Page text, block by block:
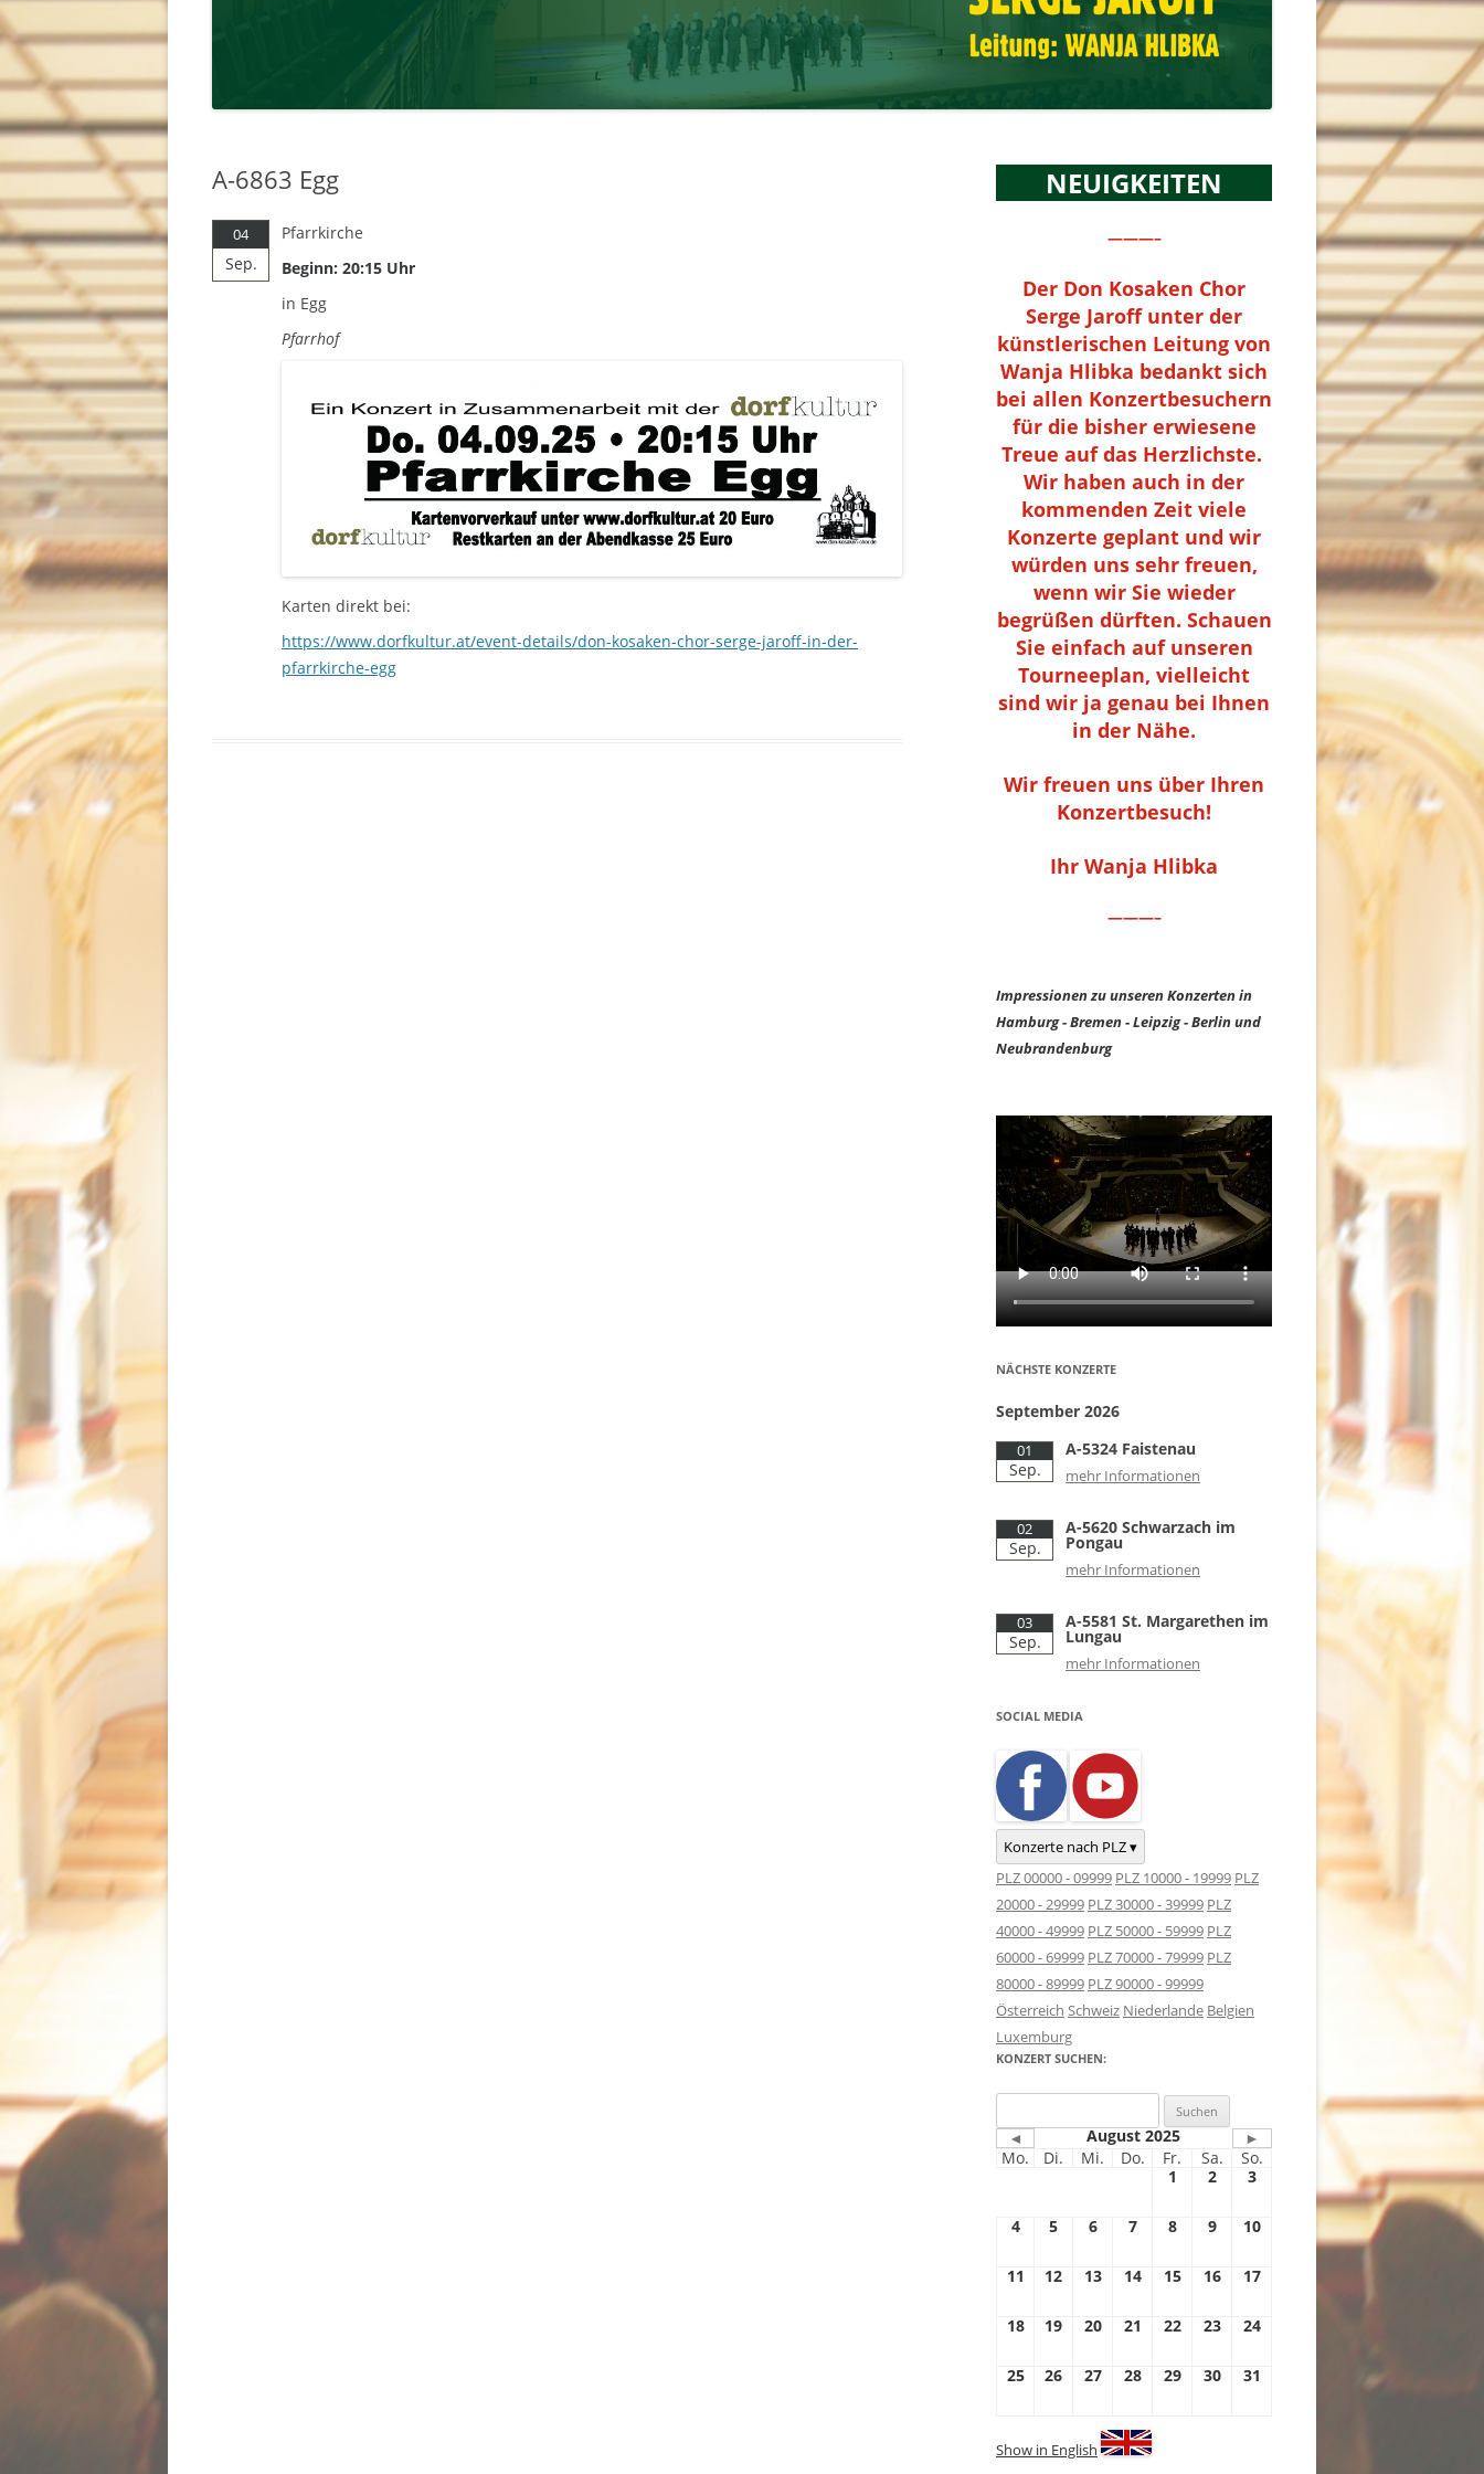
A-6863 Egg
04
Sep.
Pfarrkirche
Beginn: 20:15 Uhr
in Egg
Pfarrhof
Karten direkt bei:
https://www.dorfkultur.at/event-details/don-kosaken-chor-serge-jaroff-in-der-
pfarrkirche-egg
NEUIGKEITEN
———–
Der Don Kosaken Chor
Serge Jaroff unter der
künstlerischen Leitung von
Wanja Hlibka bedankt sich
bei allen Konzertbesuchern
für die bisher erwiesene
Treue auf das Herzlichste.
Wir haben auch in der
kommenden Zeit viele
Konzerte geplant und wir
würden uns sehr freuen,
wenn wir Sie wieder
begrüßen dürften. Schauen
Sie einfach auf unseren
Tourneeplan, vielleicht
sind wir ja genau bei Ihnen
in der Nähe.
Wir freuen uns über Ihren
Konzertbesuch!
Ihr Wanja Hlibka
———–
Impressionen zu unseren Konzerten in
Hamburg - Bremen - Leipzig - Berlin und
Neubrandenburg
NÄCHSTE KONZERTE
September 2026
01
Sep.
A-5324 Faistenau
mehr Informationen
02
Sep.
A-5620 Schwarzach im
Pongau
mehr Informationen
03
Sep.
A-5581 St. Margarethen im
Lungau
mehr Informationen
SOCIAL MEDIA
Konzerte nach PLZ ▾
PLZ 00000 - 09999 PLZ 10000 - 19999 PLZ
20000 - 29999 PLZ 30000 - 39999 PLZ
40000 - 49999 PLZ 50000 - 59999 PLZ
60000 - 69999 PLZ 70000 - 79999 PLZ
80000 - 89999 PLZ 90000 - 99999
Österreich Schweiz Niederlande Belgien
Luxemburg
KONZERT SUCHEN:
nach:
◄ August 2025
►
Mo.
Di. Mi. Do. Fr. Sa.
So.
1
2 3
4 5 6 7 8 9 10
11 12 13 14 15 16 17
18 19 20 21 22 23 24
25 26 27 28 29 30 31
Show in English